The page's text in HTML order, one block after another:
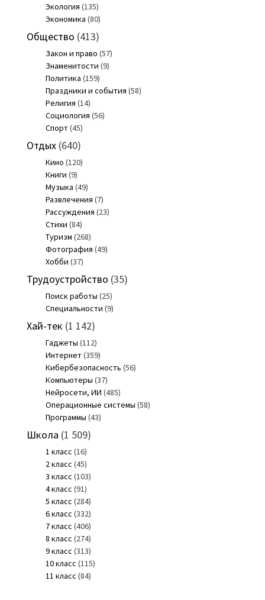
Экология (135)
Экономика (80)
Общество (413)
Закон и право (57)
Знаменитости (9)
Политика (159)
Праздники и события (58)
Религия (14)
Социология (56)
Спорт(45)
Отдых(640)
Кино (120)
Книги (9)
Музыка (49)
Развлечения (7)
Рассуждения (23)
Стихи (84)
Туризм (268)
Фотография (49)
Хобби (37)
Трудоустройство (35)
Поиск работы (25)
Специальности (9)
Хай-тек (1 142)
Гаджеты (112)
Интернет(359)
Кибербезопасность (56)
Компьютеры (37)
Нейросети, ИИ (485)
Операционные системы (58)
Программы (43)
Школа (1 509)
1 класс (16)
2 класс (45)
3 класс (103)
4 класс (91)
5 класс (284)
6 класс (332)
7 класс (406)
8 класс (274)
9 класс (313)
10 класс (115)
11 класс (84)